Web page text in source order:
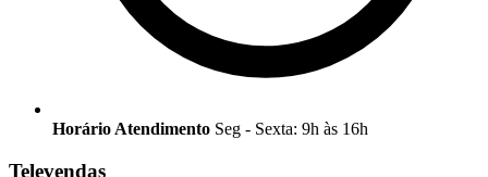
Horário Atendimento Seg - Sexta: 9h às 16h
Televendas